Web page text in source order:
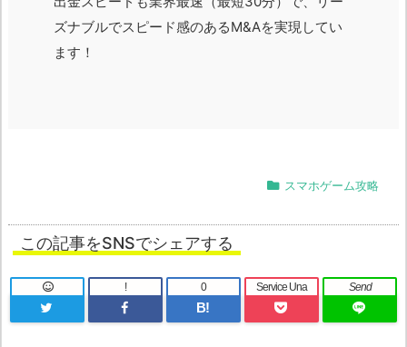
ズナブルでスピード感のあるM&Aを実現してい
ます！
スマホゲーム攻略
この記事をSNSでシェアする
!
B!
0 Service Una Send